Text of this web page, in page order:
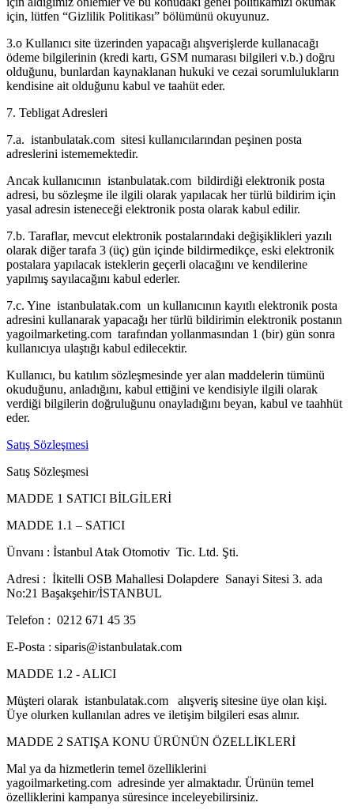
için, lütfen “Gizlilik Politikası” bölümünü okuyunuz.
3.o Kullanıcı site üzerinden yapacağı alışverişlerde kullanacağı
ödeme bilgilerinin (kredi kartı, GSM numarası bilgileri v.b.) doğru
olduğunu, bunlardan kaynaklanan hukuki ve cezai sorumlulukların
kendisine ait olduğunu kabul ve taahüt eder.
7. Tebligat Adresleri
7.a. istanbulatak.com sitesi kullanıcılarından peşinen posta
adreslerini istememektedir.
Ancak kullanıcının istanbulatak.com bildirdiği elektronik posta
adresi, bu sözleşme ile ilgili olarak yapılacak her türlü bildirim için
yasal adresin isteneceği elektronik posta olarak kabul edilir.
7.b. Taraflar, mevcut elektronik postalarındaki değişiklikleri yazılı
olarak diğer tarafa 3 (üç) gün içinde bildirmedikçe, eski elektronik
postalara yapılacak isteklerin geçerli olacağını ve kendilerine
yapılmış sayılacağını kabul ederler.
7.c. Yine istanbulatak.com un kullanıcının kayıtlı elektronik posta
adresini kullanarak yapacağı her türlü bildirimin elektronik postanın
yagoilmarketing.com tarafından yollanmasından 1 (bir) gün sonra
kullanıcıya ulaştığı kabul edilecektir.
Kullanıcı, bu katılım sözleşmesinde yer alan maddelerin tümünü
okuduğunu, anladığını, kabul ettiğini ve kendisiyle ilgili olarak
verdiği bilgilerin doğruluğunu onayladığını beyan, kabul ve taahhüt
eder.
Satış Sözleşmesi
Satış Sözleşmesi
MADDE 1 SATICI BİLGİLERİ
MADDE 1.1 – SATICI
Ünvanı : İstanbul Atak Otomotiv Tic. Ltd. Şti.
Adresi : İkitelli OSB Mahallesi Dolapdere Sanayi Sitesi 3. ada
No:21 Başakşehir/İSTANBUL
Telefon : 0212 671 45 35
E-Posta : siparis@istanbulatak.com
MADDE 1.2 - ALICI
Müşteri olarak istanbulatak.com alışveriş sitesine üye olan kişi.
Üye olurken kullanılan adres ve iletişim bilgileri esas alınır.
MADDE 2 SATIŞA KONU ÜRÜNÜN ÖZELLİKLERİ
Mal ya da hizmetlerin temel özelliklerini
yagoilmarketing.com adresinde yer almaktadır. Ürünün temel
özelliklerini kampanya süresince inceleyebilirsiniz.